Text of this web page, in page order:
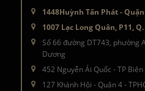
1448Huỳnh Tấn Phát - Quận
1007 Lạc Long Quân, P11,
Số 66 đường DT743, phường
Dương
452 Nguyễn Ái Quốc - TP
127 Khánh Hội - Quận 4 -